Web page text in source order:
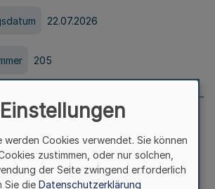
22.07.2026
205
Nr. 204 vom
Cookies verwendet. Sie können
zustimmen, oder nur solchen,
der Seite zwingend erforderlich
Sie die Datenschutzerklärung